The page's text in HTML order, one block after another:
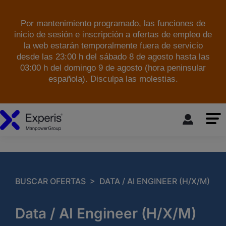
Por mantenimiento programado, las funciones de
inicio de sesión e inscripción a ofertas de empleo de
la web estarán temporalmente fuera de servicio
desde las 23:00 h del sábado 8 de agosto hasta las
03:00 h del domingo 9 de agosto (hora peninsular
española). Disculpa las molestias.
BUSCAR OFERTAS > DATA / AI ENGINEER (H/X/M)
Data / AI Engineer (H/X/M)